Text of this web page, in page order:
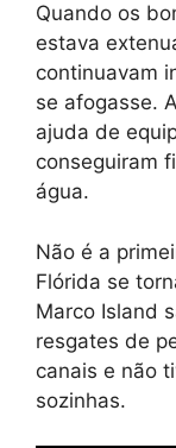
Quando os
estava
continuavam
se afogasse.
ajuda de
conseguiram
água.
Não é a
Flórida se
Marco Island
resgates de
canais e não
sozinhas.